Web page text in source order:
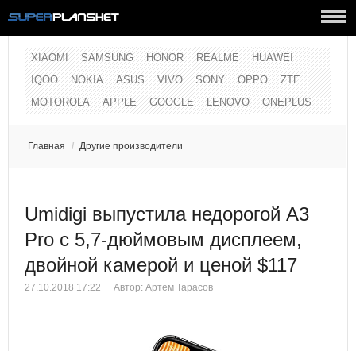
XIAOMI SAMSUNG HONOR REALME
HUAWEI
IQOO
NOKIA ASUS VIVO SONY OPPO
ZTE
MOTOROLA
APPLE GOOGLE LENOVO ONEPLUS
Главная / Другие производители
Umidigi выпустила недорогой A3
Pro с 5,7-дюймовым дисплеем,
двойной камерой и ценой $117
27.10.2018 17:22 Автор: Артем Тарасов